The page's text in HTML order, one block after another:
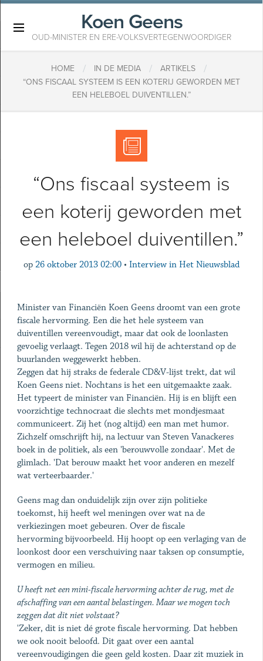
Koen Geens
OUD-MINISTER EN ERE-VOLKSVERTEGENWOORDIGER
HOME / IN DE MEDIA / ARTIKELS /
“ONS FISCAAL SYSTEEM IS EEN KOTERIJ GEWORDEN MET
EEN HELEBOEL DUIVENTILLEN.”
“Ons fiscaal systeem is
een koterij geworden met
een heleboel duiventillen.”
op 26 oktober 2013 02:00 • Interview in Het Nieuwsblad
Minister van Financiën Koen Geens droomt van een grote
fiscale hervorming. Een die het hele systeem van
duiventillen vereenvoudigt, maar dat ook de loonlasten
gevoelig verlaagt. Tegen 2018 wil hij de achterstand op de
buurlanden weggewerkt hebben.
Zeggen dat hij straks de federale CD&V-lijst trekt, dat wil
Koen Geens niet. Nochtans is het een uitgemaakte zaak.
Het typeert de minister van Financiën. Hij is en blijft een
voorzichtige technocraat die slechts met mondjesmaat
communiceert. Zij het (nog altijd) een man met humor.
Zichzelf omschrijft hij, na lectuur van Steven Vanackeres
boek in de politiek, als een 'berouwvolle zondaar'. Met de
glimlach. 'Dat berouw maakt het voor anderen en mezelf
wat verteerbaarder.'
Geens mag dan onduidelijk zijn over zijn politieke
toekomst, hij heeft wel meningen over wat na de
verkiezingen moet gebeuren. Over de fiscale
hervorming bijvoorbeeld. Hij hoopt op een verlaging van de
loonkost door een verschuiving naar taksen op consumptie,
vermogen en milieu.
U heeft net een mini-fiscale hervorming achter de rug, met de
afschaffing van een aantal belastingen. Maar we mogen toch
zeggen dat dit niet volstaat?
'Zeker, dit is niet dé grote fiscale hervorming. Dat hebben
we ook nooit beloofd. Dit gaat over een aantal
vereenvoudigingen die geen geld kosten. Daar zit muziek in